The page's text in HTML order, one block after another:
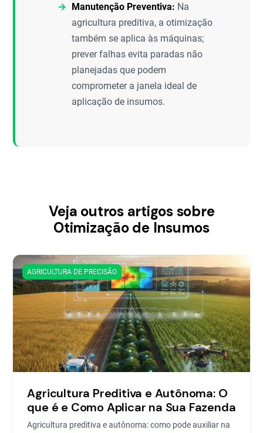
Manutenção Preventiva: Na
agricultura preditiva, a otimização
também se aplica às máquinas;
prever falhas evita paradas não
planejadas que podem
comprometer a janela ideal de
aplicação de insumos.
Veja outros artigos sobre
Otimização de Insumos
AGRICULTURA DE PRECISÃO
Agricultura Preditiva e Autônoma: O
que é e Como Aplicar na Sua Fazenda
Agricultura preditiva e autônoma: como pode auxiliar na